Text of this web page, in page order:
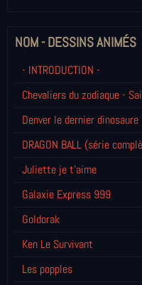
NOM - DESSINS ANIMÉS
- INTRODUCTION -
Chevaliers du zodiaque -
Denver le dernier dinosaure
DRAGON BALL (série
Juliette je t’aime
Galaxie Express 999
Goldorak
Ken Le Survivant
Les popples